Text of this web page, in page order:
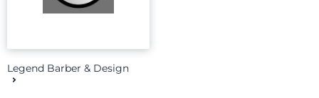
Legend Barber & Design